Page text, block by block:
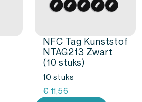
NFC Tag Kunststof
NTAG213 Zwart
(10 stuks)
10 stuks
€ 11,56